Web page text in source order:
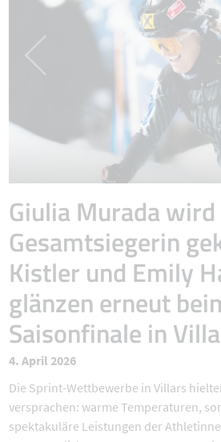
Giulia Murada
Gesamtsiegerin
Kistler und Emily
glänzen erneut
Saisonfinale in
4. April 2026
Die Sprint-Wettbewerbe in Villars
versprachen: warme Temperaturen,
spektakuläre Leistungen der